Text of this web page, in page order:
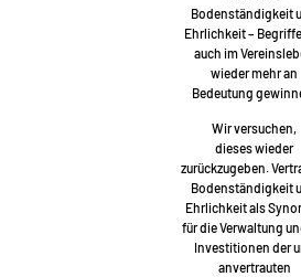
Bodenständigkeit
Ehrlichkeit –
auch im
wieder mehr an
Bedeutung
Wir versuchen,
dieses wieder
zurückzugeben.
Bodenständigkeit
Ehrlichkeit als
für die Verwaltung
Investitionen der
anvertrauten